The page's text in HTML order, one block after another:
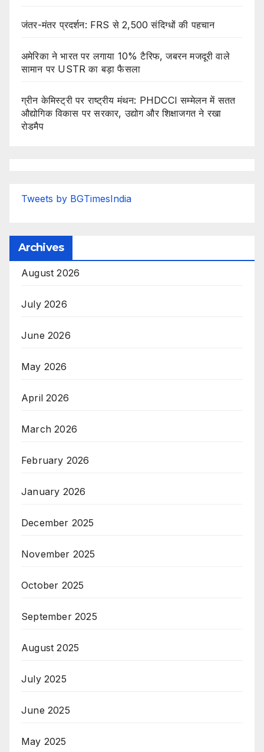
जंतर-मंतर प्रदर्शन: FRS से 2,500 संदिग्धों की पहचान
अमेरिका ने भारत पर लगाया 10% टैरिफ, जबरन मजदूरी वाले
सामान पर USTR का बड़ा फैसला
ग्रीन केमिस्ट्री पर राष्ट्रीय मंथन: PHDCCI सम्मेलन में सतत
औद्योगिक विकास पर सरकार, उद्योग और शिक्षाजगत ने रखा
रोडमैप
Tweets by BGTimesIndia
Archives
August 2026
July 2026
June 2026
May 2026
April 2026
March 2026
February 2026
January 2026
December 2025
November 2025
October 2025
September 2025
August 2025
July 2025
June 2025
May 2025